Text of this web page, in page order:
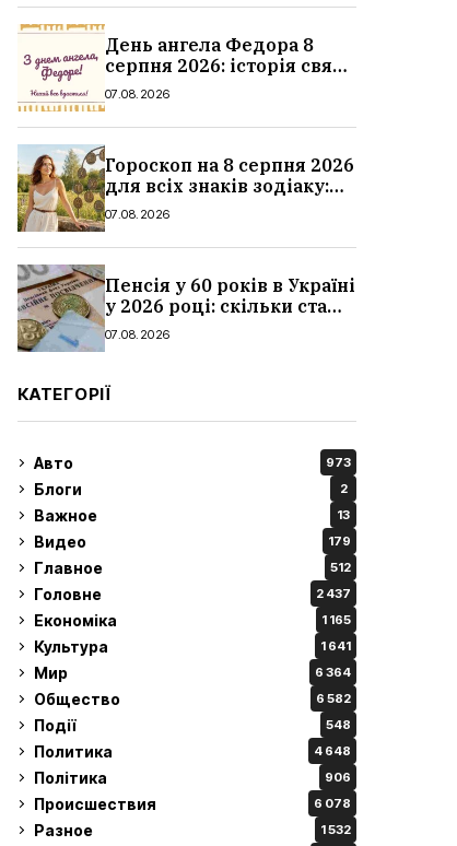
День ангела Федора 8
серпня 2026: історія свята,
значення імені,
прозі
07.08.2026
Гороскоп на 8 серпня 2026
для всіх знаків зодіаку:
кохання, гроші та справи
07.08.2026
Пенсія у 60 років в Україні
у 2026 році: скільки стажу
потрібно, умови, кому
07.08.2026
КАТЕГОРІЇ
Авто 973
Блоги 2
Важное 13
Видео 179
Главное 512
Головне 2 437
Економіка 1 165
Культура 1 641
Мир 6 364
Общество 6 582
Події 548
Политика 4 648
Політика 906
Происшествия 6 078
Разное 1 532